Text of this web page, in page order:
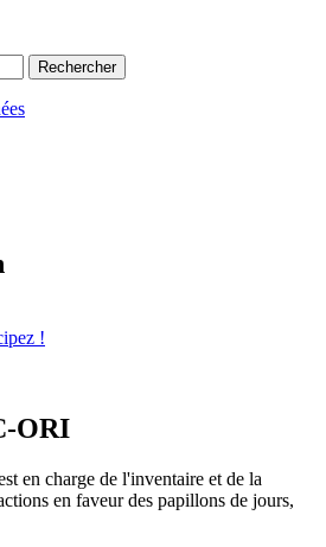
!
ORI
en charge de l'inventaire et de la
en faveur des papillons de jours,